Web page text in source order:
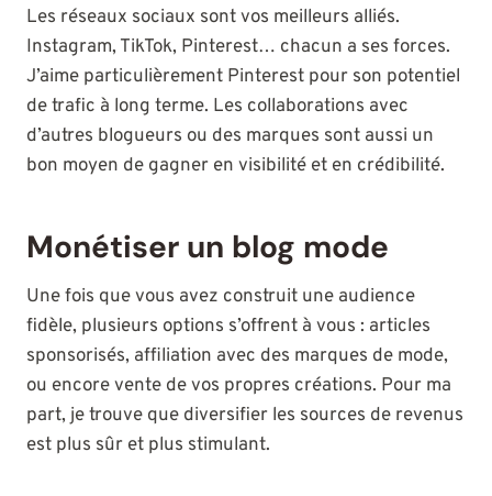
Les réseaux sociaux sont vos meilleurs alliés.
Instagram, TikTok, Pinterest… chacun a ses forces.
J’aime particulièrement Pinterest pour son potentiel
de trafic à long terme. Les collaborations avec
d’autres blogueurs ou des marques sont aussi un
bon moyen de gagner en visibilité et en crédibilité.
Monétiser un blog mode
Une fois que vous avez construit une audience
fidèle, plusieurs options s’offrent à vous : articles
sponsorisés, affiliation avec des marques de mode,
ou encore vente de vos propres créations. Pour ma
part, je trouve que diversifier les sources de revenus
est plus sûr et plus stimulant.